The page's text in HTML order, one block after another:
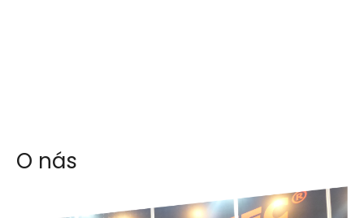
O nás